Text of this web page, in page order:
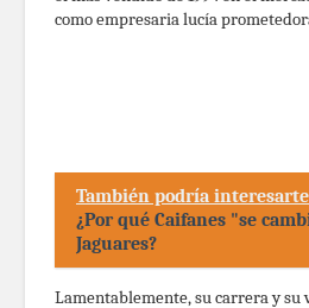
como empresaria lucía
También podría
¿Por qué Caifanes "se
Jaguares?
Lamentablemente, su carrera y su